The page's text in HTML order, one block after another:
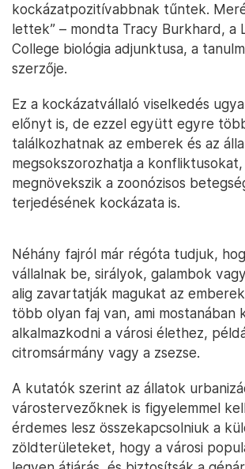
kockázatpozitívabbnak tűntek.
lettek” – mondta Tracy Burkhard, a
College biológia adjunktusa, a
szerzője.
Ez a kockázatvállaló viselkedés
előnyt is, de ezzel együtt egyre
találkozhatnak az emberek és az
megsokszorozhatja a
megnövekszik a zoonózisos
terjedésének kockázata is.
Néhány fajról már régóta tudjuk,
vállalnak be, sirályok, galambok
alig zavartatják magukat az
több olyan faj van, ami mostanában
alkalmazkodni a városi élethez,
citromsármány vagy a zsezse.
A kutatók szerint az állatok
várostervezőknek is figyelemmel
érdemes lesz összekapcsolniuk a
zöldterületeket, hogy a városi